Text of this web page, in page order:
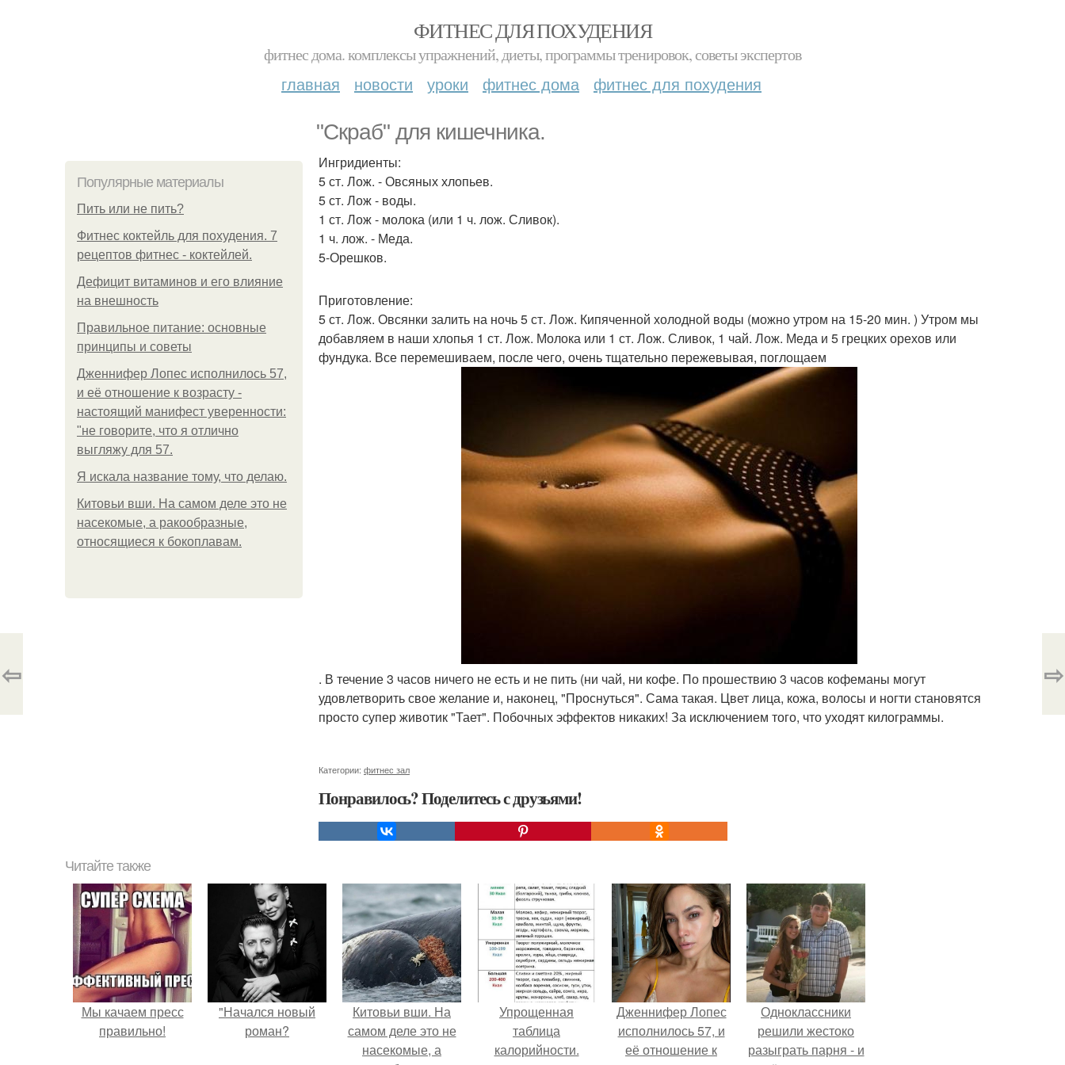
ФИТНЕС ДЛЯ ПОХУДЕНИЯ
фитнес дома. комплексы упражнений, диеты, программы тренировок, советы экспертов
главная новости уроки фитнес дома фитнес для похудения
"Скраб" для кишечника.
Популярные материалы
Пить или не пить?
Фитнес коктейль для похудения. 7
рецептов фитнес - коктейлей.
Дефицит витаминов и его влияние
на внешность
Правильное питание: основные
принципы и советы
Дженнифер Лопес исполнилось 57,
и её отношение к возрасту -
настоящий манифест уверенности:
"не говорите, что я отлично
выгляжу для 57.
Я искала название тому, что делаю.
Китовьи вши. На самом деле это не
насекомые, а ракообразные,
относящиеся к бокоплавам.
Ингридиенты:
5 ст. Лож. - Овсяных хлопьев.
5 ст. Лож - воды.
1 ст. Лож - молока (или 1 ч. лож. Сливок).
1 ч. лож. - Меда.
5-Орешков.
Приготовление:
5 ст. Лож. Овсянки залить на ночь 5 ст. Лож. Кипяченной холодной воды (можно утром на 15-20 мин. ) Утром мы
добавляем в наши хлопья 1 ст. Лож. Молока или 1 ст. Лож. Сливок, 1 чай. Лож. Меда и 5 грецких орехов или
фундука. Все перемешиваем, после чего, очень тщательно пережевывая, поглощаем
. В течение 3 часов ничего не есть и не пить (ни чай, ни кофе. По прошествию 3 часов кофеманы могут
удовлетворить свое желание и, наконец, "Проснуться". Сама такая. Цвет лица, кожа, волосы и ногти становятся
просто супер животик "Тает". Побочных эффектов никаких! За исключением того, что уходят килограммы.
Категории: фитнес зал
Понравилось? Поделитесь с друзьями!
⇦ ⇨
Читайте также
Мы качаем пресс
правильно!
"Начался новый
роман?
Китовьи вши. На
самом деле это не
насекомые, а
Упрощенная
таблица
калорийности.
Дженнифер Лопес
исполнилось 57, и
её отношение к
Одноклассники
решили жестоко
разыграть парня - и